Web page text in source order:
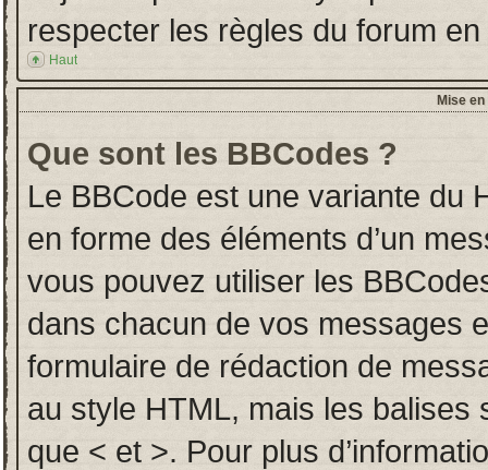
respecter les règles du forum
Haut
Mise
Que sont les BBCodes ?
Le BBCode est une variante du
en forme des éléments d’un
vous pouvez utiliser les
dans chacun de vos messages
formulaire de rédaction de
au style HTML, mais les
que < et >. Pour plus